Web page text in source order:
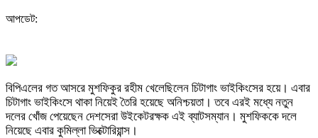
আপডেট:
বিপিএলের গত আসরে মুশফিকুর রহীম খেলেছিলেন চিটাগাং ভাইকিংসের হয়ে। এবার
চিটাগাং ভাইকিংসে থাকা নিয়েই তৈরি হয়েছে অনিশ্চয়তা। তবে এরই মধ্যে নতুন
দলের খোঁজ পেয়েছেন দেশসেরা উইকেটরক্ষক এই ব্যাটসম্যান। মুশফিককে দলে
নিয়েছে এবার কুমিল্লা ভিক্টোরিয়ান্স।